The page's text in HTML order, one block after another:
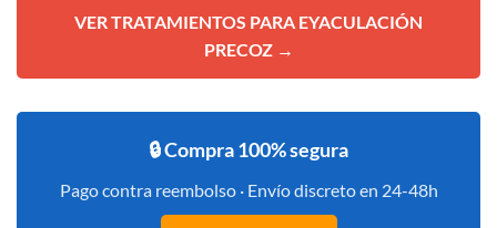
VER TRATAMIENTOS PARA EYACULACIÓN
PRECOZ →
🔒 Compra 100% segura
Pago contra reembolso · Envío discreto en 24-48h